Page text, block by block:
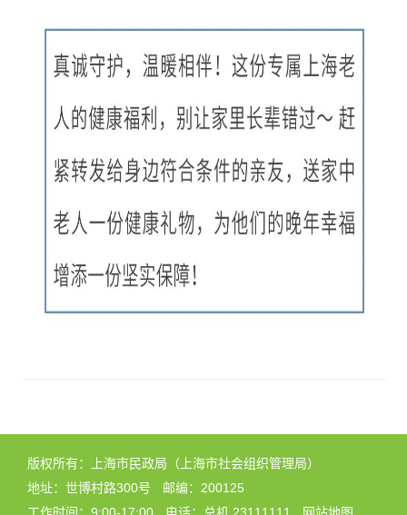
版权所有：上海市民政局（上海市社会组织管理局）
地址：世博村路300号
邮编：200125